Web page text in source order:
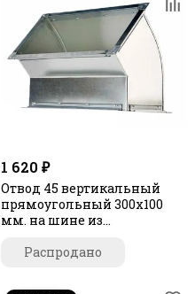
1 620 ₽
Отвод 45 вертикальный
прямоугольный 300х100
мм. на шине из
Распродано